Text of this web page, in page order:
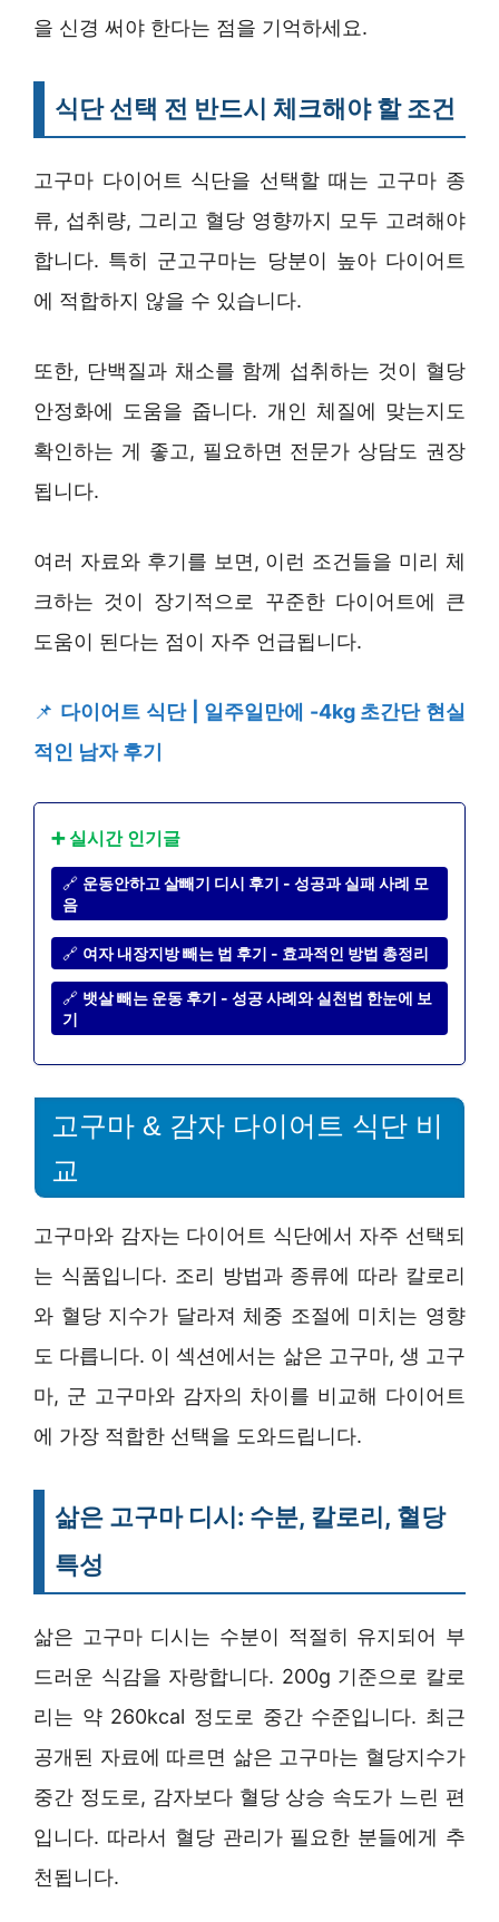
을 신경 써야 한다는 점을 기억하세요.
식단 선택 전 반드시 체크해야 할 조건
고구마 다이어트 식단을 선택할 때는 고구마 종
류, 섭취량, 그리고 혈당 영향까지 모두 고려해야
합니다. 특히 군고구마는 당분이 높아 다이어트
에 적합하지 않을 수 있습니다.
또한, 단백질과 채소를 함께 섭취하는 것이 혈당
안정화에 도움을 줍니다. 개인 체질에 맞는지도
확인하는 게 좋고, 필요하면 전문가 상담도 권장
됩니다.
여러 자료와 후기를 보면, 이런 조건들을 미리 체
크하는 것이 장기적으로 꾸준한 다이어트에 큰
도움이 된다는 점이 자주 언급됩니다.
📌 다이어트 식단 | 일주일만에 -4kg 초간단 현실
적인 남자 후기
➕ 실시간 인기글
🔗 운동안하고 살빼기 디시 후기 - 성공과 실패 사례 모
음
🔗 여자 내장지방 빼는 법 후기 - 효과적인 방법 총정리
🔗 뱃살 빼는 운동 후기 - 성공 사례와 실천법 한눈에 보
기
고구마 & 감자 다이어트 식단 비
교
고구마와 감자는 다이어트 식단에서 자주 선택되
는 식품입니다. 조리 방법과 종류에 따라 칼로리
와 혈당 지수가 달라져 체중 조절에 미치는 영향
도 다릅니다. 이 섹션에서는 삶은 고구마, 생 고구
마, 군 고구마와 감자의 차이를 비교해 다이어트
에 가장 적합한 선택을 도와드립니다.
삶은 고구마 디시: 수분, 칼로리, 혈당
특성
삶은 고구마 디시는 수분이 적절히 유지되어 부
드러운 식감을 자랑합니다. 200g 기준으로 칼로
리는 약 260kcal 정도로 중간 수준입니다. 최근
공개된 자료에 따르면 삶은 고구마는 혈당지수가
중간 정도로, 감자보다 혈당 상승 속도가 느린 편
입니다. 따라서 혈당 관리가 필요한 분들에게 추
천됩니다.